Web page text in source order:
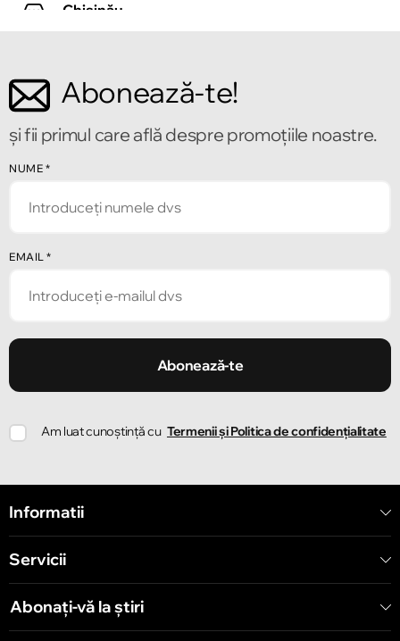
Chișinău
Chișinău
Strada Ion Creangă 78
Strada Mitropolit Varlaam 58
Abonează-te!
și fii primul care află despre promoțiile noastre.
NUME *
EMAIL *
Abonează-te
Am luat cunoștință cu Termenii și Politica de confidențialitate
Informatii
Servicii
Abonați-vă la știri